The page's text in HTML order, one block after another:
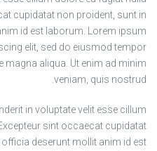
cupidatat non proident, sunt in
id est laborum. Lorem ipsum
elit, sed do eiusmod tempor
magna aliqua. Ut enim ad minim
veniam, quis nostrud.
in voluptate velit esse cillum
sint occaecat cupidatat
deserunt mollit anim id est